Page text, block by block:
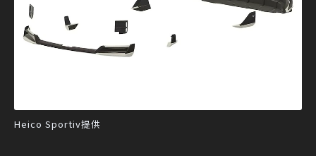
Heico Sportiv提供